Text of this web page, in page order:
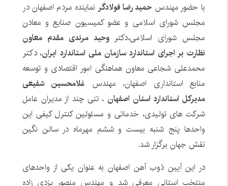
با حضور مهندس حمید رضا فولادگرنماینده مردم اصفهان در
مجلس شورای اسلامی و عضو کمیسیون صنایع و معادن
مجلس شورای اسلامی،دکتر وحید مرندی مقدم معاون
نظارت بر اجرای استاندارد سازمان ملی استاندارد ایران، دکتر
محمدعلی شجاعی معاون هماهنگی امور اقتصادی و توسعه
منابع استانداری اصفهان، مهندس غلامحسین شفیعی
مدیرکل استاندارد استان اصفهان، تنی چند از مدیران عامل
شرکت های تولیدی، خدماتی و مسئولین کنترل کیفی این
واحدها پنج شنبه بیست و ششم مهرماه در سالن نگین
نقش جهان برگزار شد.
در این آیین ذوب آهن اصفهان به عنوان یکی از واحدهای
منتخب استانی معرفی شد و مهندس منصور یزدی زاده